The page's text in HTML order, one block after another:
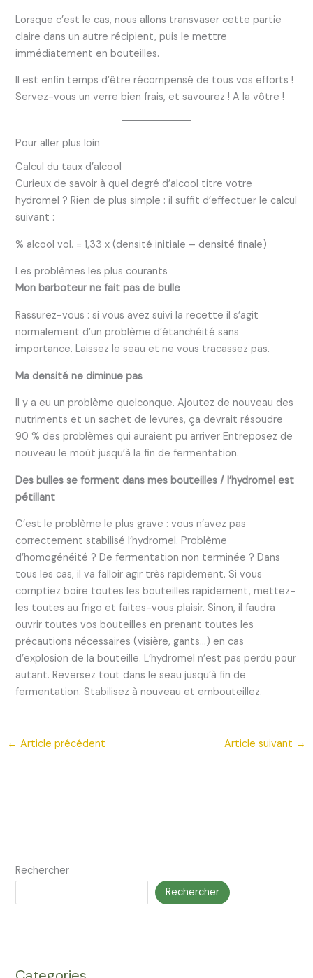
Lorsque c’est le cas, nous allons transvaser cette partie
claire dans un autre récipient, puis le mettre
immédiatement en bouteilles.
Il est enfin temps d’être récompensé de tous vos efforts !
Servez-vous un verre bien frais, et savourez ! A la vôtre !
Pour aller plus loin
Calcul du taux d’alcool
Curieux de savoir à quel degré d’alcool titre votre
hydromel ? Rien de plus simple : il suffit d’effectuer le calcul
suivant :
% alcool vol. = 1,33 x (densité initiale – densité finale)
Les problèmes les plus courants
Mon barboteur ne fait pas de bulle
Rassurez-vous : si vous avez suivi la recette il s’agit
normalement d’un problème d’étanchéité sans
importance. Laissez le seau et ne vous tracassez pas.
Ma densité ne diminue pas
Il y a eu un problème quelconque. Ajoutez de nouveau des
nutriments et un sachet de levures, ça devrait résoudre
90 % des problèmes qui auraient pu arriver Entreposez de
nouveau le moût jusqu’à la fin de fermentation.
Des bulles se forment dans mes bouteilles / l’hydromel est
pétillant
C’est le problème le plus grave : vous n’avez pas
correctement stabilisé l’hydromel. Problème
d’homogénéité ? De fermentation non terminée ? Dans
tous les cas, il va falloir agir très rapidement. Si vous
comptiez boire toutes les bouteilles rapidement, mettez-
les toutes au frigo et faites-vous plaisir. Sinon, il faudra
ouvrir toutes vos bouteilles en prenant toutes les
précautions nécessaires (visière, gants…) en cas
d’explosion de la bouteille. L’hydromel n’est pas perdu pour
autant. Reversez tout dans le seau jusqu’à fin de
fermentation. Stabilisez à nouveau et embouteillez.
← Article précédent Article suivant →
Rechercher
Rechercher